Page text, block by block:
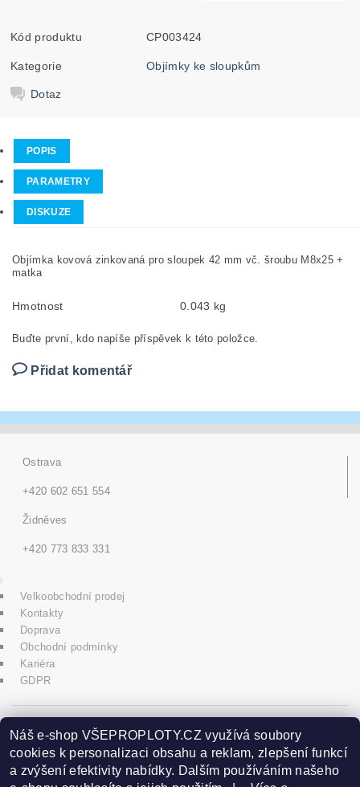
Kód produktu CP003424
Kategorie Objímky ke sloupkům
Dotaz
POPIS
PARAMETRY
DISKUZE
Objímka kovová zinkovaná pro sloupek 42 mm vč. šroubu M8x25 +
matka
Hmotnost 0.043 kg
Buďte první, kdo napíše příspěvek k této položce.
Přidat komentář
Ostrava
+420 602 651 554
Židněves
+420 773 833 331
Velkoobchodní prodej
Kontakty
Doprava
Obchodní podmínky
Kariéra
GDPR
icons8.com
Náš e-shop VŠEPROPLOTY.CZ využívá soubory
cookies k personalizaci obsahu a reklam, zlepšení funkcí
a zvýšení efektivity nabídky. Dalším používáním našeho